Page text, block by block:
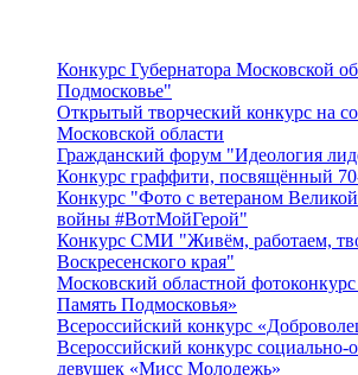
Конкурс Губернатора Московской
Подмосковье"
Открытый творческий конкурс на
Московской области
Гражданский форум "Идеология
Конкурс граффити, посвящённый
Конкурс "Фото с ветераном
войны #ВотМойГерой"
Конкурс СМИ "Живём, работаем,
Воскресенского края"
Московский областной фотоконкурс
Память Подмосковья»
Всероссийский конкурс
Всероссийский конкурс социально-
девушек «Мисс Молодежь»